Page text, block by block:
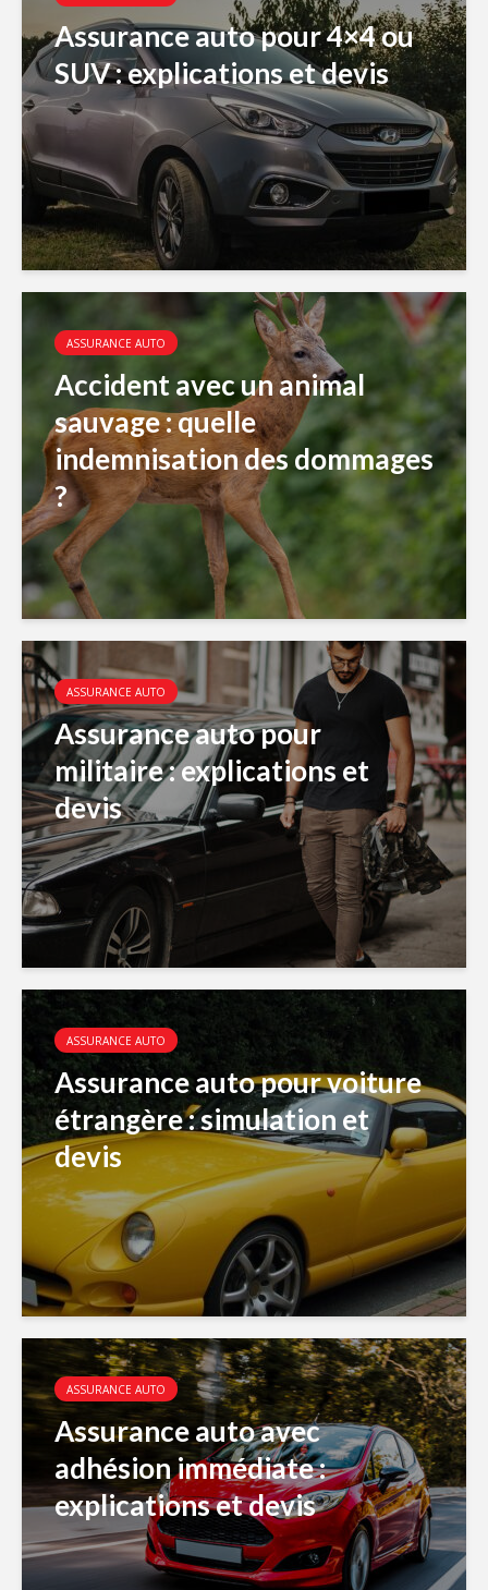
Assurance auto pour 4×4 ou
SUV : explications et devis
ASSURANCE AUTO
Accident avec un animal
sauvage : quelle
indemnisation des dommages
?
ASSURANCE AUTO
Assurance auto pour
militaire : explications et
devis
ASSURANCE AUTO
Assurance auto pour voiture
étrangère : simulation et
devis
ASSURANCE AUTO
Assurance auto avec
adhésion immédiate :
explications et devis